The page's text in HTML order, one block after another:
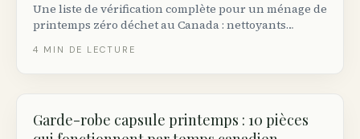
Une liste de vérification complète pour un ménage de
printemps zéro déchet au Canada : nettoyants
désencombrez, et les marques éco québécoises qui
4 MIN DE LECTURE
Garde-robe capsule printemps : 10 pièces